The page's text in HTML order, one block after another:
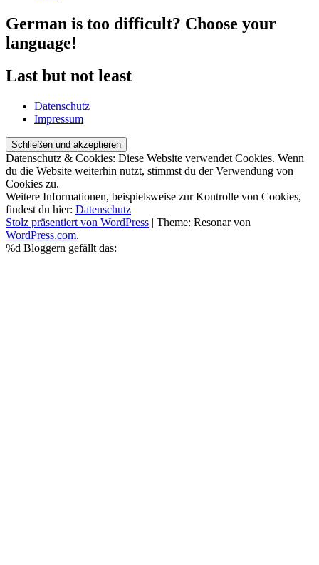
German is too difficult? Choose your
language!
Last but not least
Datenschutz
Impressum
Datenschutz & Cookies: Diese Website verwendet Cookies. Wenn
du die Website weiterhin nutzt, stimmst du der Verwendung von
Cookies zu.
Weitere Informationen, beispielsweise zur Kontrolle von Cookies,
findest du hier: Datenschutz
Stolz präsentiert von WordPress | Theme: Resonar von
WordPress.com.
%d Bloggern gefällt das: